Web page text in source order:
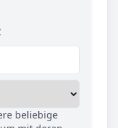
beliebige